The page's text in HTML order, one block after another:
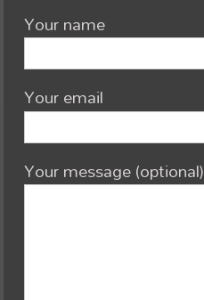
Your name
Your email
Your message (optional)